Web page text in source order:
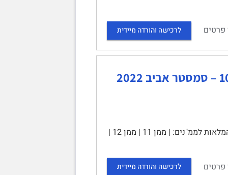
פרטים לרכישה והורדה מיידית
חוברת הקורס יהודי צפון אפריקה במאות ה-י"ט-כ – 10311 – סמסטר אביב 2022
חוברת הקורס יהודי צפון אפריקה במאות ה-19-20 | כוללת את ההנחיות המלאות לממ"נים: | ממן 11 | ממן 12 |
פרטים לרכישה והורדה מיידית